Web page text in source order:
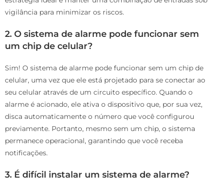
vigilância para minimizar os riscos.
2. O sistema de alarme pode funcionar sem
um chip de celular?
Sim! O sistema de alarme pode funcionar sem um chip de
celular, uma vez que ele está projetado para se conectar ao
seu celular através de um circuito específico. Quando o
alarme é acionado, ele ativa o dispositivo que, por sua vez,
disca automaticamente o número que você configurou
previamente. Portanto, mesmo sem um chip, o sistema
permanece operacional, garantindo que você receba
notificações.
3. É difícil instalar um sistema de alarme?